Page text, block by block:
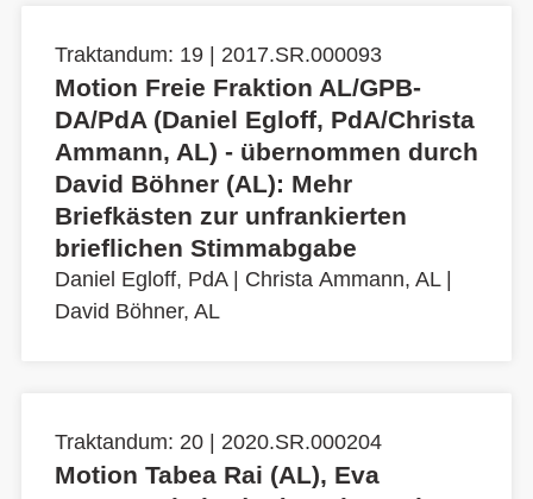
Traktandum: 19 | 2017.SR.000093
Motion Freie Fraktion AL/GPB-
DA/PdA (Daniel Egloff, PdA/Christa
Ammann, AL) - übernommen durch
David Böhner (AL): Mehr
Briefkästen zur unfrankierten
brieflichen Stimmabgabe
Daniel Egloff, PdA| Christa Ammann, AL|
David Böhner, AL
Traktandum: 20 | 2020.SR.000204
Motion Tabea Rai (AL), Eva